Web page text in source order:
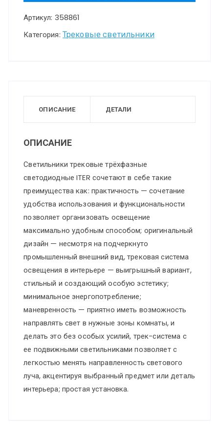
PORT
NT22
143
светодиодный
16W
220V
ITER
Артикул: 358861
Категория: Трековые светильники
ОПИСАНИЕ ДЕТАЛИ
ОПИСАНИЕ
Светильники трековые трёхфазные
светодиодные ITER сочетают в себе такие
преимущества как: практичность — сочетание
удобства использования и функциональности
позволяет организовать освещение
максимально удобным способом; оригинальный
дизайн — несмотря на подчеркнуто
промышленный внешний вид, трековая система
освещения в интерьере — выигрышный вариант,
стильный и создающий особую эстетику;
минимальное энергопотребление;
маневренность — приятно иметь возможность
направлять свет в нужные зоны комнаты, и
делать это без особых усилий, трек-система с
ее подвижными светильниками позволяет с
легкостью менять направленность светового
луча, акцентируя выбранный предмет или деталь
интерьера; простая установка.